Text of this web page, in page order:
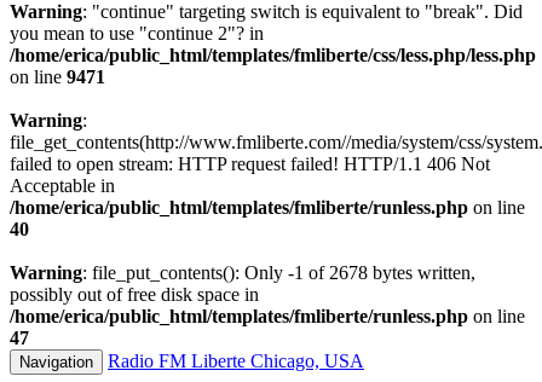
Warning: "continue" targeting switch is equivalent to "break". Did
you mean to use "continue 2"? in
/home/erica/public_html/templates/fmliberte/css/less.php/less.php
on line 9471
Warning:
file_get_contents(http://www.fmliberte.com//media/system/css/
failed to open stream: HTTP request failed! HTTP/1.1 406 Not
Acceptable in
/home/erica/public_html/templates/fmliberte/runless.php on line
40
Warning: file_put_contents(): Only -1 of 2678 bytes written,
possibly out of free disk space in
/home/erica/public_html/templates/fmliberte/runless.php on line
47
Navigation Radio FM Liberte Chicago, USA